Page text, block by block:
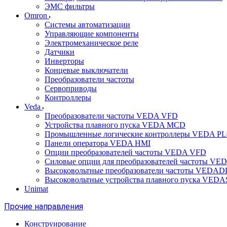
ЭМС фильтры
Omron
Системы автоматизации
Управляющие компоненты
Электромеханическое реле
Датчики
Инверторы
Концевые выключатели
Преобразователи частоты
Сервоприводы
Контроллеры
Veda
Преобразователи частоты VEDA VFD
Устройства плавного пуска VEDA MCD
Промышленные логические контроллеры VEDA
Панели оператора VEDA HMI
Опции преобразователей частоты VEDA VFD
Силовые опции для преобразователей частоты
Высоковольтные преобразователи частоты
Высоковольтные устройства плавного пуска
Unimat
Прочие направления
Конструирование